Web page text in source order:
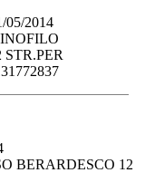
05/2014
BERARDESCO 12